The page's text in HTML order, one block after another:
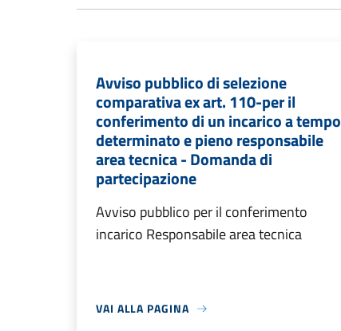
Avviso pubblico di selezione
comparativa ex art. 110-per il
conferimento di un incarico a tempo
determinato e pieno responsabile
area tecnica - Domanda di
partecipazione
Avviso pubblico per il conferimento
incarico Responsabile area tecnica
VAI ALLA PAGINA